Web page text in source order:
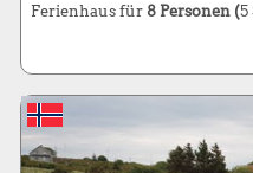
Ferienhaus für 8 Personen (5